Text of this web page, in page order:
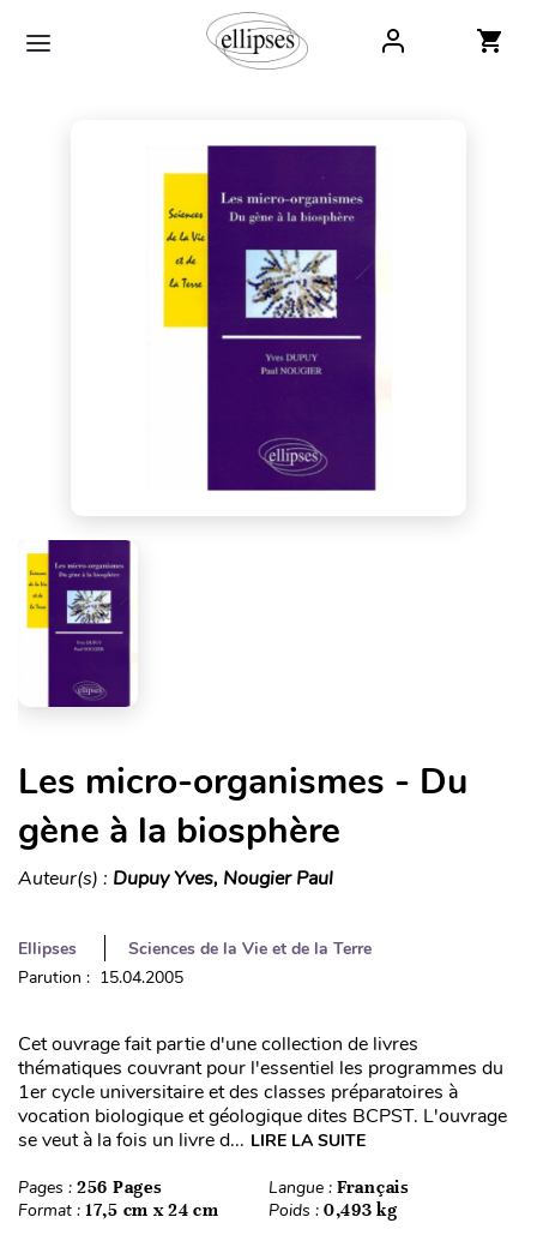
Les micro-organismes - Du
gène à la biosphère
Auteur(s) : Dupuy Yves, Nougier Paul
Ellipses
Sciences de la Vie et de la Terre
Parution : 15.04.2005
Cet ouvrage fait partie d'une collection de livres
thématiques couvrant pour l'essentiel les programmes du
1er cycle universitaire et des classes préparatoires à
vocation biologique et géologique dites BCPST. L'ouvrage
se veut à la fois un livre d... LIRE LA SUITE
Pages : 256 Pages Langue : Français
Format : 17,5 cm x 24 cm Poids : 0,493 kg